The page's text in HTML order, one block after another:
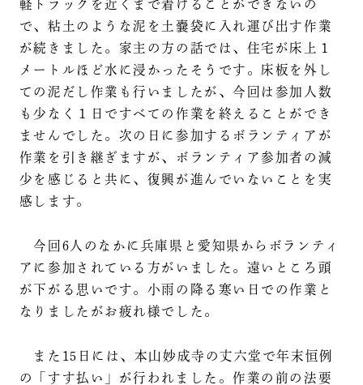
軽トラックを近くまで着けることができないの
で、粘土のような泥を土嚢袋に入れ運び出す作業
が続きました。家主の方の話では、住宅が床上１
メートルほど水に浸かったそうです。床板を外し
ての泥だし作業も行いましたが、今回は参加人数
も少なく１日ですべての作業を終えることができ
ませんでした。次の日に参加するボランティアが
作業を引き継ぎますが、ボランティア参加者の減
少を感じると共に、復興が進んでいないことを実
感します。
今回6人のなかに兵庫県と愛知県からボランティ
アに参加されている方がいました。遠いところ頭
が下がる思いです。小雨の降る寒い日での作業と
なりましたがお疲れ様でした。
また15日には、本山妙成寺の丈六堂で年末恒例
の「すす払い」が行われました。作業の前の法要